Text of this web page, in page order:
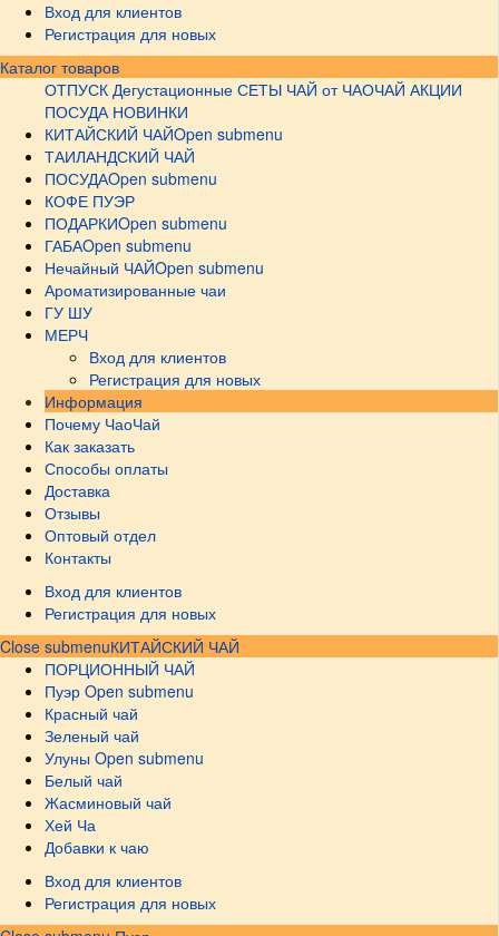
Вход для клиентов
Регистрация для новых
Каталог товаров
ОТПУСК Дегустационные СЕТЫ ЧАЙ от ЧАОЧАЙ АКЦИИ
ПОСУДА НОВИНКИ
КИТАЙСКИЙ ЧАЙOpen submenu
ТАИЛАНДСКИЙ ЧАЙ
ПОСУДАOpen submenu
КОФЕ ПУЭР
ПОДАРКИOpen submenu
ГАБАOpen submenu
Нечайный ЧАЙOpen submenu
Ароматизированные чаи
ГУ ШУ
МЕРЧ
Вход для клиентов
Регистрация для новых
Информация
Почему ЧаоЧай
Как заказать
Способы оплаты
Доставка
Отзывы
Оптовый отдел
Контакты
Вход для клиентов
Регистрация для новых
Close submenuКИТАЙСКИЙ ЧАЙ
ПОРЦИОННЫЙ ЧАЙ
Пуэр Open submenu
Красный чай
Зеленый чай
Улуны Open submenu
Белый чай
Жасминовый чай
Хей Ча
Добавки к чаю
Вход для клиентов
Регистрация для новых